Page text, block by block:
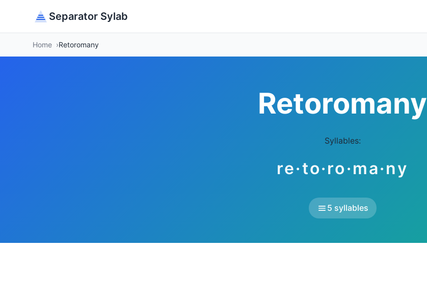
Separator Sylab
Home Retoromany
Retoromany
Syllables:
re·to·ro·ma·ny
5 syllables